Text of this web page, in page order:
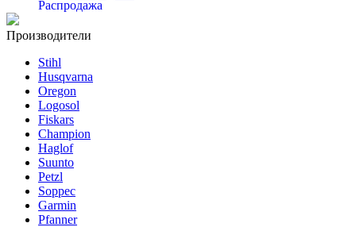
Производители
Stihl
Husqvarna
Oregon
Logosol
Fiskars
Champion
Haglof
Suunto
Petzl
Soppec
Garmin
Pfanner